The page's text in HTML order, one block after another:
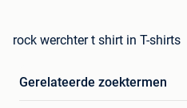
rock werchter t shirt in T-shirts
Gerelateerde zoektermen